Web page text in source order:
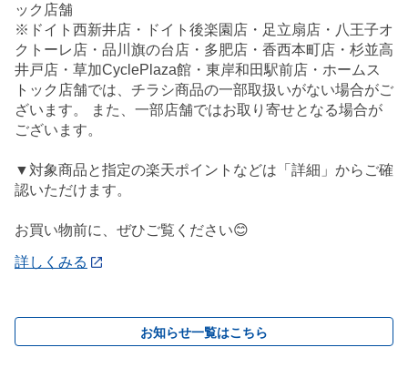
ック店舗
※ドイト西新井店・ドイト後楽園店・足立扇店・八王子オ
クトーレ店・品川旗の台店・多肥店・香西本町店・杉並高
井戸店・草加CyclePlaza館・東岸和田駅前店・ホームス
トック店舗では、チラシ商品の一部取扱いがない場合がご
ざいます。 また、一部店舗ではお取り寄せとなる場合が
ございます。
▼対象商品と指定の楽天ポイントなどは「詳細」からご確
認いただけます。
お買い物前に、ぜひご覧ください😊
詳しくみる
お知らせ一覧はこちら